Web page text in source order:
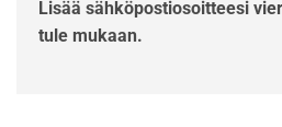
Lisää sähköpostiosoitteesi
tule mukaan.